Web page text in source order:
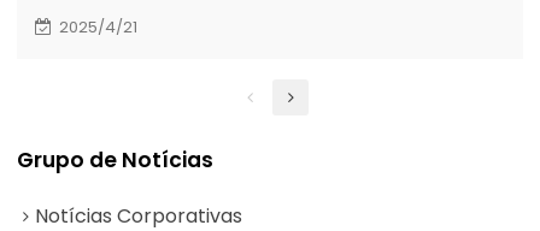
23 a 27 de abril de 2025. China-Guangdong-
2025/4/21
Grupo de Notícias
Notícias Corporativas